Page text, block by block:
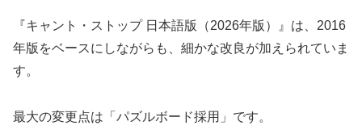
『キャント・ストップ 日本語版（2026年版）』は、2016
年版をベースにしながらも、細かな改良が加えられていま
す。
最大の変更点は「パズルボード採用」です。